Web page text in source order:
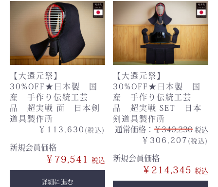
【大還元祭】
30%OFF★日本製 国
産 手作り伝統工芸
品 超実戦 面 日本剣
道具製作所
￥113,630 (税込)
新規会員価格
￥79,541
詳細に進む
【大還元祭】
30%OFF★日本製 国
産 手作り伝統工芸
品 超実戦 SET 日本
剣道具製作所
通常価格： ￥340,230 税込
￥306,207 (税込)
新規会員価格
￥214,345